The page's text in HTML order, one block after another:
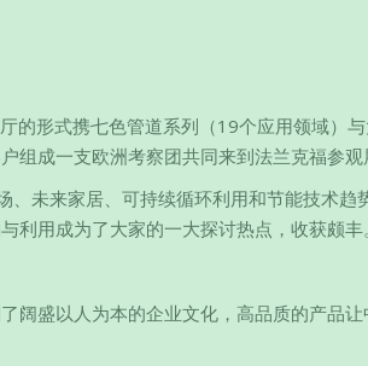
的形式携七色管道系列（19个应用领域）
组成一支欧洲考察团共同来到法兰克福参
未来家居、可持续循环利用和节能技术趋
利用成为了大家的一大探讨热点，收获颇丰
阔盛以人为本的企业文化，高品质的产品